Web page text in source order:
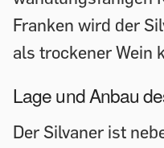
Franken wird der
als trockener Wein
Lage und Anbau
Der Silvaner ist